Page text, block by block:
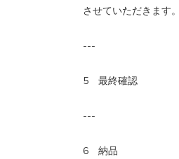
させていただきます。
---
5 最終確認
---
6 納品